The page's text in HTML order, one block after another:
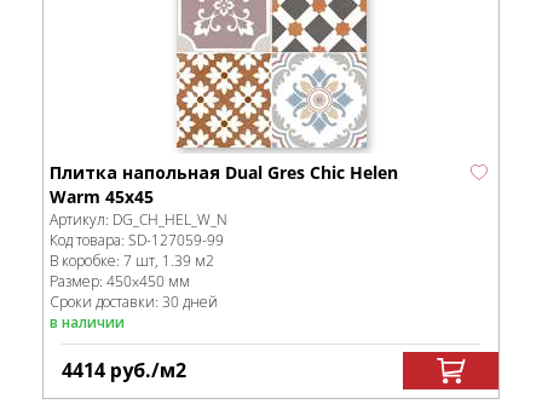
Плитка напольная Dual Gres Chic Helen
Warm 45х45
Артикул: DG_CH_HEL_W_N
Код товара: SD-127059-99
В коробке: 7 шт, 1.39 м2
Размер: 450x450 мм
Сроки доставки: 30 дней
в наличии
4414 руб./м2